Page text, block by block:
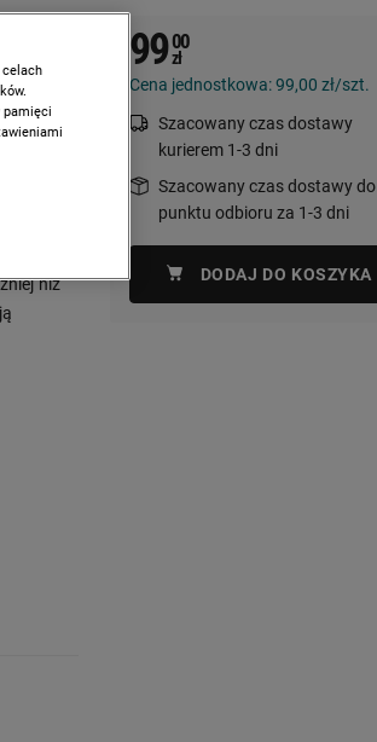
niż
9900
zł
Cena jednostkowa:99,00 zł/szt.
Szacowany czas dostawy
kurierem 1-3 dni
Szacowany czas dostawy do
punktu odbioru za 1-3 dni
DODAJ DO KOSZYKA
pamięci